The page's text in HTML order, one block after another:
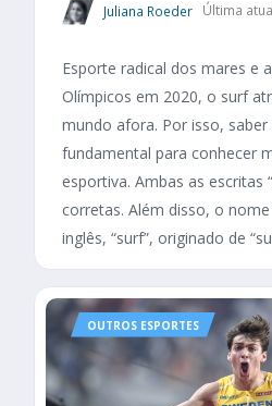
Juliana Roeder Última
Esporte radical dos mares e
Olímpicos em 2020, o surf
mundo afora. Por isso,
fundamental para conhecer
esportiva. Ambas as escritas
corretas. Além disso, o nome
inglês, “surf”, originado de
OUTROS ESPORTES